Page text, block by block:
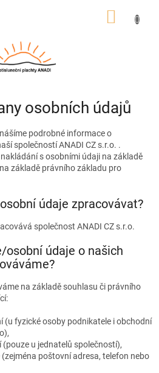
osobních údajů
podrobné informace o
společností ANADI CZ s.r.o. .
s osobními údaji na základě
základě právního základu pro
údaje zpracovávat?
společnost ANADI CZ s.r.o.
údaje o našich
na základě souhlasu či právního
(u fyzické osoby podnikatele i obchodní
u jednatelů společností),
poštovní adresa, telefon nebo